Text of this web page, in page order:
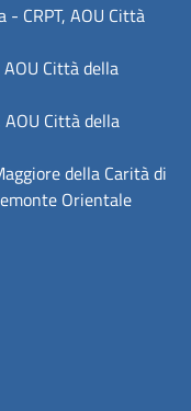
CRPT, AOU Città
AOU Città della
AOU Città della
della Carità di
Orientale